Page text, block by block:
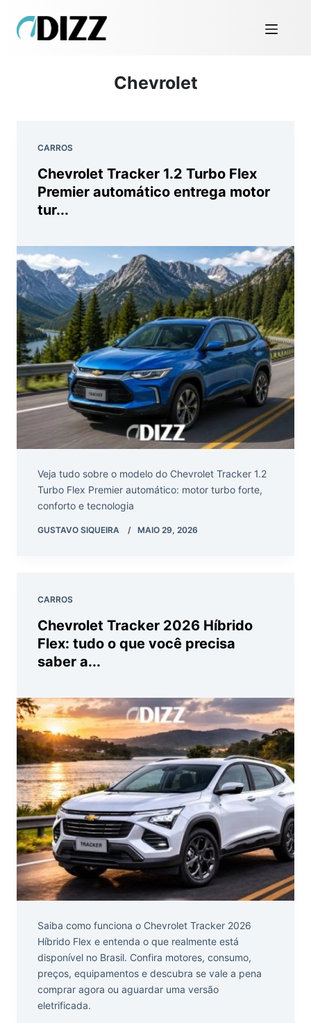
Chevrolet
CARROS
Chevrolet Tracker 1.2 Turbo Flex
Premier automático entrega motor
tur...
Veja tudo sobre o modelo do Chevrolet Tracker 1.2
Turbo Flex Premier automático: motor turbo forte,
conforto e tecnologia
GUSTAVO SIQUEIRA MAIO 29, 2026
CARROS
Chevrolet Tracker 2026 Híbrido
Flex: tudo o que você precisa
saber a...
Saiba como funciona o Chevrolet Tracker 2026
Híbrido Flex e entenda o que realmente está
disponível no Brasil. Confira motores, consumo,
preços, equipamentos e descubra se vale a pena
comprar agora ou aguardar uma versão
eletrificada.